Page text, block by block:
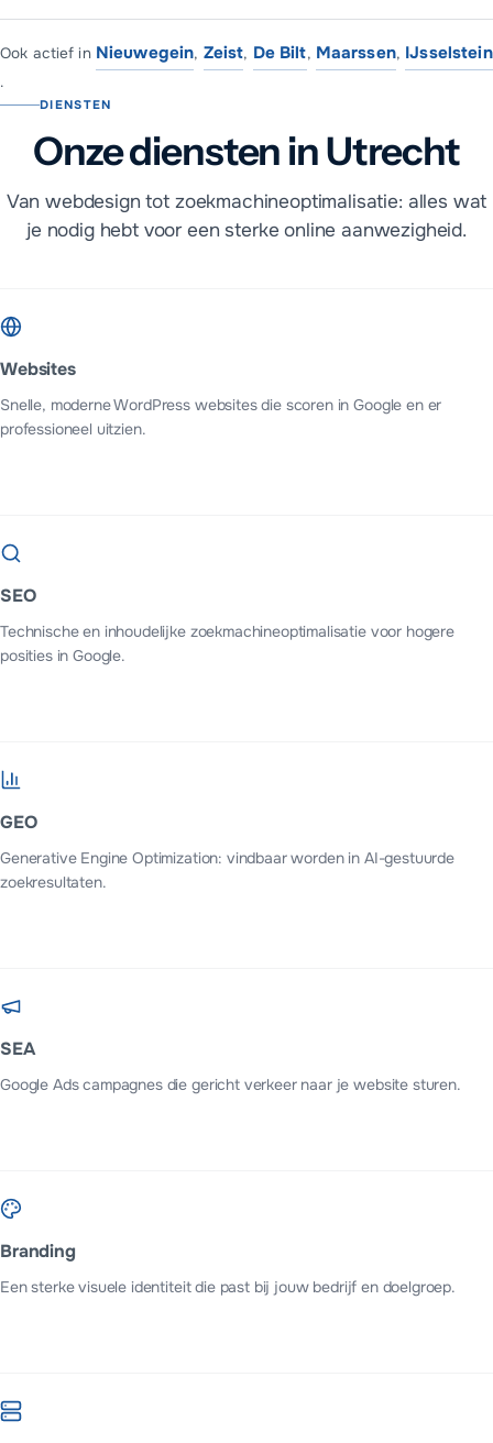
Ook actief in Nieuwegein, Zeist, De Bilt, Maarssen, IJsselstein
.
DIENSTEN
Onze diensten in Utrecht
Van webdesign tot zoekmachineoptimalisatie: alles wat
je nodig hebt voor een sterke online aanwezigheid.
Websites
Snelle, moderne WordPress websites die scoren in Google en er
professioneel uitzien.
SEO
Technische en inhoudelijke zoekmachineoptimalisatie voor hogere
posities in Google.
GEO
Generative Engine Optimization: vindbaar worden in AI-gestuurde
zoekresultaten.
SEA
Google Ads campagnes die gericht verkeer naar je website sturen.
Branding
Een sterke visuele identiteit die past bij jouw bedrijf en doelgroep.